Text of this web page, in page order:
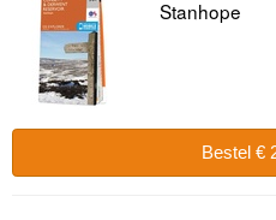
Stanhope
Bestel €